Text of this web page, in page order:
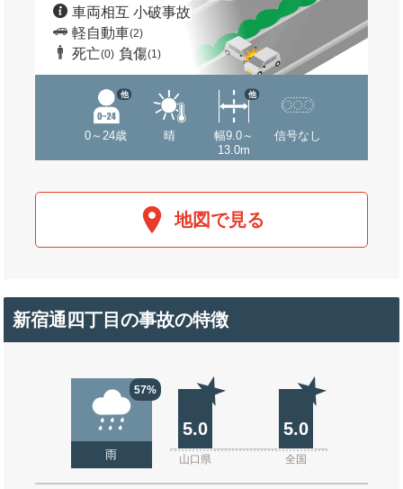
車両相互 小破事故
軽自動車(2)
死亡(0) 負傷(1)
0～24歳
他
晴
幅9.0～
13.0m
他
信号なし
地図で見る
新宿通四丁目の事故の特徴
57%
雨
5.0 5.0
山口県 全国